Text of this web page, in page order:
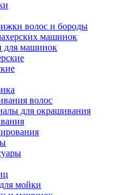
волос и бороды
машинок
для машинок
волос
для окрашивания
мойки